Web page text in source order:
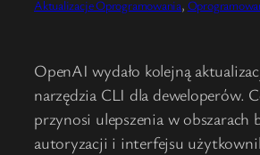
Aktualizacje Oprogramowania,
OpenAI wydało kolejną
narzędzia CLI dla deweloperów.
przynosi ulepszenia w obszarach
autoryzacji i interfejsu